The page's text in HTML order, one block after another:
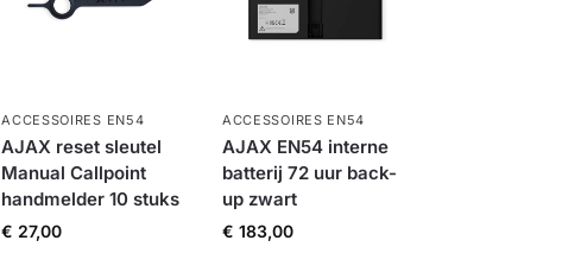
ACCESSOIRES EN54
AJAX reset sleutel
Manual Callpoint
handmelder 10 stuks
€ 27,00
ACCESSOIRES EN54
AJAX EN54 interne
batterij 72 uur back-
up zwart
€ 183,00